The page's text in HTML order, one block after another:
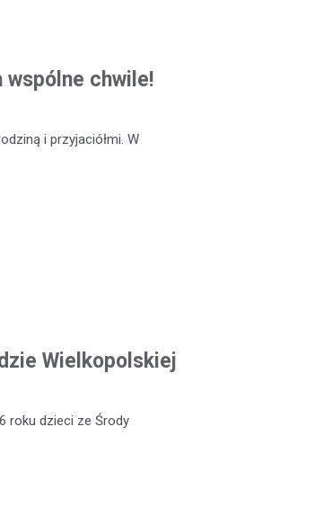
wspólne chwile!
i przyjaciółmi. W
Wielkopolskiej
roku dzieci ze Środy